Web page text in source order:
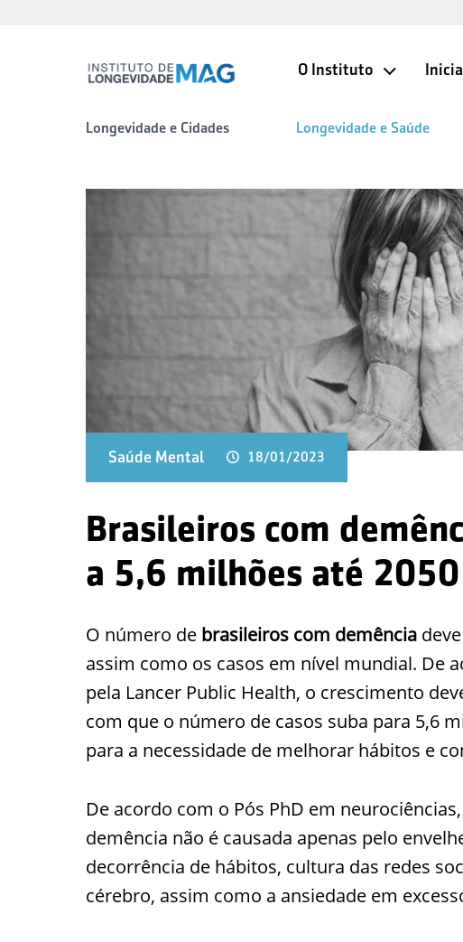
O Instituto
Longevidade e Cidades Longevidade e Saúde
Saúde Mental 18/01/2023
Brasileiros com
a 5,6 milhões até 2050
O número de brasileiros com demência
assim como os casos em nível mundial. De
pela Lancer Public Health, o crescimento
com que o número de casos suba para 5,6
para a necessidade de melhorar hábitos e
De acordo com o Pós PhD em
demência não é causada apenas pelo
decorrência de hábitos, cultura das redes
cérebro, assim como a ansiedade em